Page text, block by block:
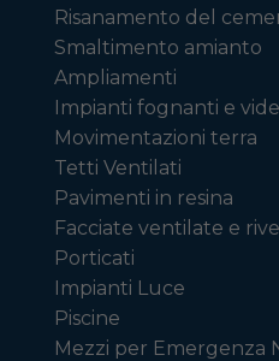
Risanamento del
Smaltimento amianto
Ampliamenti
Impianti fognanti e
Movimentazioni terra
Tetti Ventilati
Pavimenti in resina
Facciate ventilate e
Porticati
Impianti Luce
Piscine
Mezzi per Emergenza